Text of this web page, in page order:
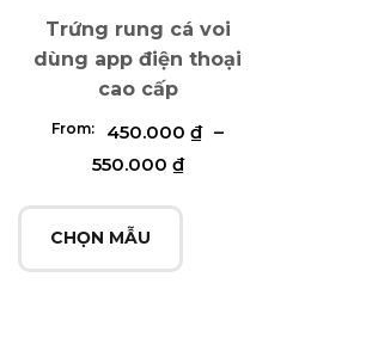
Trứng rung cá voi
dùng app điện thoại
cao cấp
From: 450.000₫ –
550.000 ₫
CHỌN MẪU